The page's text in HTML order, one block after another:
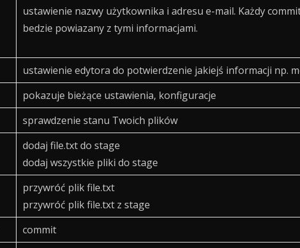
ustawienie nazwy użytkownika i adresu e-mail. Każdy
bedzie powiazany z tymi informacjami.
ustawienie edytora do potwierdzenie jakiejś informacji np.
pokazuje bieżące ustawienia, konfiguracje
sprawdzenie stanu Twoich plików
dodaj file.txt do stage
dodaj wszystkie pliki do stage
przywróć plik file.txt
przywróć plik file.txt z stage
commit